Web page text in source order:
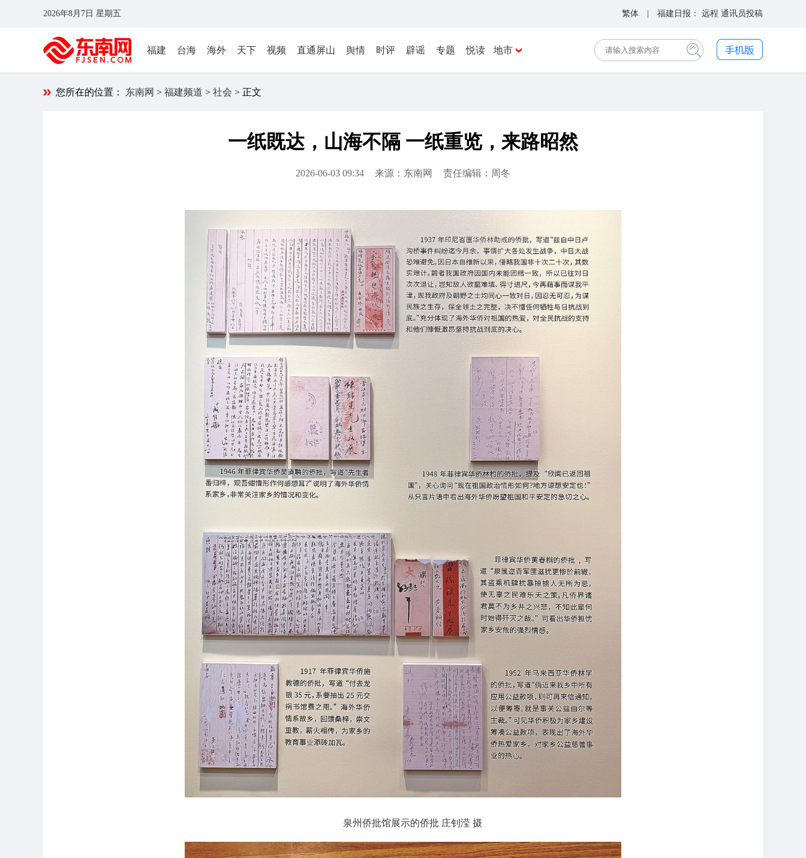
2026年8月7日 星期五 繁体 | 福建日报： 远程 通讯员投稿
福建 台海 海外 天下 视频 直通屏山 舆情 时评 辟谣 专题 悦读 地市
您所在的位置： 东南网 > 福建频道 > 社会 > 正文
一纸既达，山海不隔 一纸重览，来路昭然
2026-06-03 09:34 来源：东南网 责任编辑：周冬
泉州侨批馆展示的侨批 庄钊滢 摄